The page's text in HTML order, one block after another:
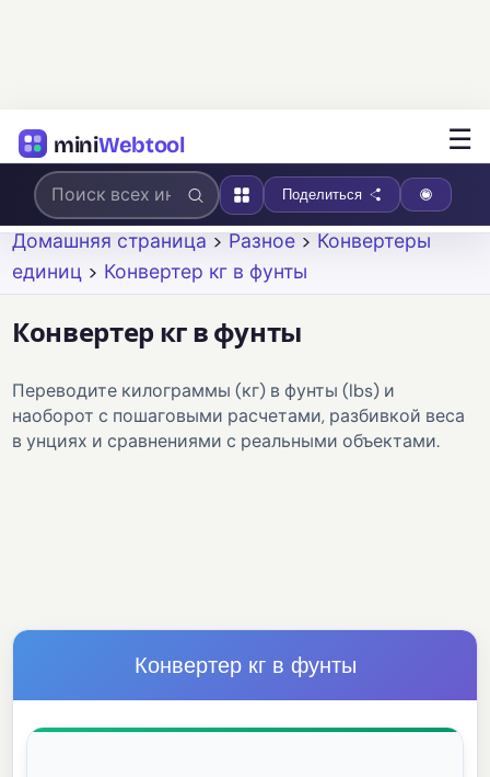
miniWebtool ☰
Поделиться
Домашняя страница > Разное > Конвертеры
единиц > Конвертер кг в фунты
Конвертер кг в фунты
Переводите килограммы (кг) в фунты (lbs) и
наоборот с пошаговыми расчетами, разбивкой веса
в унциях и сравнениями с реальными объектами.
Конвертер кг в фунты